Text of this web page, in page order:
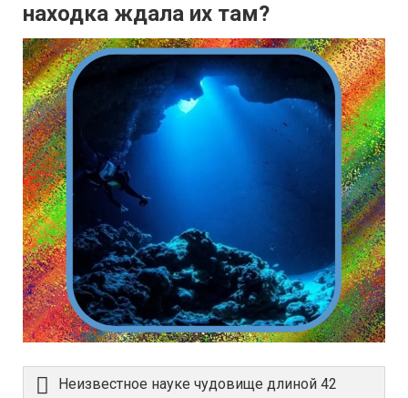
находка ждала их там?
Неизвестное науке чудовище длиной 42